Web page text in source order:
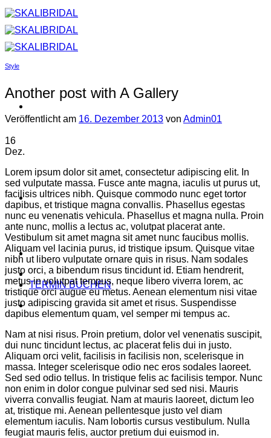
Zum
Inhalt
springen
TERMIN BUCHEN
Style
Another post with A Gallery
Veröffentlicht am 16. Dezember 2013 von Admin01
16
Dez.
Lorem ipsum dolor sit amet, consectetur adipiscing elit. In
sed vulputate massa. Fusce ante magna, iaculis ut purus ut,
facilisis ultrices nibh. Quisque commodo nunc eget tortor
dapibus, et tristique magna convallis. Phasellus egestas
nunc eu venenatis vehicula. Phasellus et magna nulla. Proin
ante nunc, mollis a lectus ac, volutpat placerat ante.
Vestibulum sit amet magna sit amet nunc faucibus mollis.
Aliquam vel lacinia purus, id tristique ipsum. Quisque vitae
nibh ut libero vulputate ornare quis in risus. Nam sodales
justo orci, a bibendum risus tincidunt id. Etiam hendrerit,
metus in volutpat tempus, neque libero viverra lorem, ac
tristique orci augue eu metus. Aenean elementum nisi vitae
justo adipiscing gravida sit amet et risus. Suspendisse
dapibus elementum quam, vel semper mi tempus ac.
Nam at nisi risus. Proin pretium, dolor vel venenatis suscipit,
dui nunc tincidunt lectus, ac placerat felis dui in justo.
Aliquam orci velit, facilisis in facilisis non, scelerisque in
massa. Integer scelerisque odio nec eros sodales laoreet.
Sed sed odio tellus. In tristique felis ac facilisis tempor. Nunc
non enim in dolor congue pulvinar sed sed nisi. Mauris
viverra convallis feugiat. Nam at mauris laoreet, dictum leo
at, tristique mi. Aenean pellentesque justo vel diam
elementum iaculis. Nam lobortis cursus vestibulum. Nulla
feugiat mauris felis, auctor pretium dui euismod in.